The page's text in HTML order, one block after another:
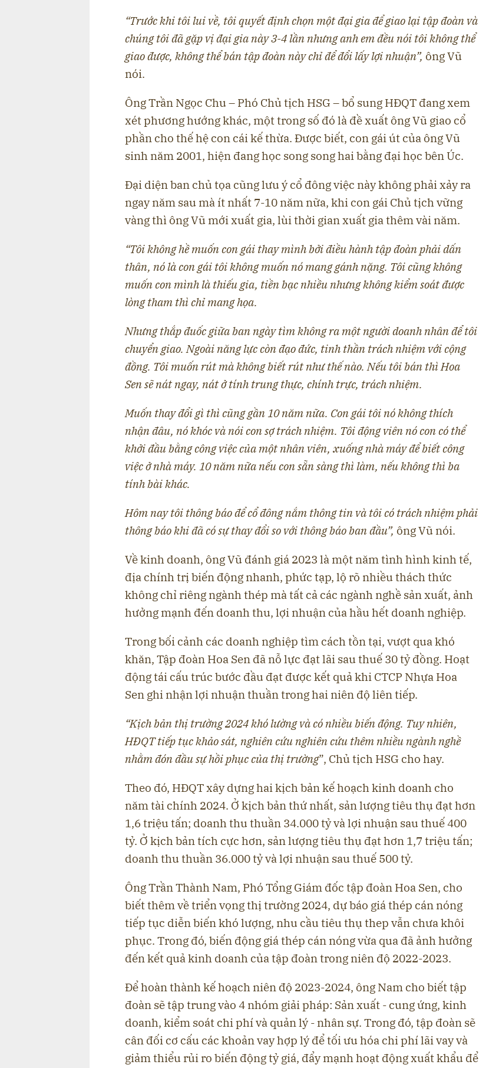
“Trước khi tôi lui về, tôi quyết định chọn một đại gia để giao lại tập đoàn và
chúng tôi đã gặp vị đại gia này 3-4 lần nhưng anh em đều nói tôi không thể
giao được, không thể bán tập đoàn này chỉ để đổi lấy lợi nhuận”, ông Vũ
nói.
Ông Trần Ngọc Chu – Phó Chủ tịch HSG – bổ sung HĐQT đang xem
xét phương hướng khác, một trong số đó là đề xuất ông Vũ giao cổ
phần cho thế hệ con cái kế thừa. Được biết, con gái út của ông Vũ
sinh năm 2001, hiện đang học song song hai bằng đại học bên Úc.
Đại diện ban chủ tọa cũng lưu ý cổ đông việc này không phải xảy ra
ngay năm sau mà ít nhất 7-10 năm nữa, khi con gái Chủ tịch vững
vàng thì ông Vũ mới xuất gia, lùi thời gian xuất gia thêm vài năm.
“Tôi không hề muốn con gái thay mình bởi điều hành tập đoàn phải dấn
thân, nó là con gái tôi không muốn nó mang gánh nặng. Tôi cũng không
muốn con mình là thiếu gia, tiền bạc nhiều nhưng không kiểm soát được
lòng tham thì chỉ mang họa.
Nhưng thắp đuốc giữa ban ngày tìm không ra một người doanh nhân để tôi
chuyển giao. Ngoài năng lực còn đạo đức, tinh thần trách nhiệm với cộng
đồng. Tôi muốn rút mà không biết rút như thế nào. Nếu tôi bán thì Hoa
Sen sẽ nát ngay, nát ở tính trung thực, chính trực, trách nhiệm.
Muốn thay đổi gì thì cũng gần 10 năm nữa. Con gái tôi nó không thích
nhận đâu, nó khóc và nói con sợ trách nhiệm. Tôi động viên nó con có thể
khởi đầu bằng công việc của một nhân viên, xuống nhà máy để biết công
việc ở nhà máy. 10 năm nữa nếu con sẵn sàng thì làm, nếu không thì ba
tính bài khác.
Hôm nay tôi thông báo để cổ đông nắm thông tin và tôi có trách nhiệm phải
thông báo khi đã có sự thay đổi so với thông báo ban đầu”, ông Vũ nói.
Về kinh doanh, ông Vũ đánh giá 2023 là một năm tình hình kinh tế,
địa chính trị biến động nhanh, phức tạp, lộ rõ nhiều thách thức
không chỉ riêng ngành thép mà tất cả các ngành nghề sản xuất, ảnh
hưởng mạnh đến doanh thu, lợi nhuận của hầu hết doanh nghiệp.
Trong bối cảnh các doanh nghiệp tìm cách tồn tại, vượt qua khó
khăn, Tập đoàn Hoa Sen đã nỗ lực đạt lãi sau thuế 30 tỷ đồng. Hoạt
động tái cấu trúc bước đầu đạt được kết quả khi CTCP Nhựa Hoa
Sen ghi nhận lợi nhuận thuần trong hai niên độ liên tiếp.
“Kịch bản thị trường 2024 khó lường và có nhiều biến động. Tuy nhiên,
HĐQT tiếp tục khảo sát, nghiên cứu nghiên cứu thêm nhiều ngành nghề
nhằm đón đầu sự hồi phục của thị trường”, Chủ tịch HSG cho hay.
Theo đó, HĐQT xây dựng hai kịch bản kế hoạch kinh doanh cho
năm tài chính 2024. Ở kịch bản thứ nhất, sản lượng tiêu thụ đạt hơn
1,6 triệu tấn; doanh thu thuần 34.000 tỷ và lợi nhuận sau thuế 400
tỷ. Ở kịch bản tích cực hơn, sản lượng tiêu thụ đạt hơn 1,7 triệu tấn;
doanh thu thuần 36.000 tỷ và lợi nhuận sau thuế 500 tỷ.
Ông Trần Thành Nam, Phó Tổng Giám đốc tập đoàn Hoa Sen, cho
biết thêm về triển vọng thị trường 2024, dự báo giá thép cán nóng
tiếp tục diễn biến khó lượng, nhu cầu tiêu thụ thep vẫn chưa khôi
phục. Trong đó, biến động giá thép cán nóng vừa qua đã ảnh hưởng
đến kết quả kinh doanh của tập đoàn trong niên độ 2022-2023.
Để hoàn thành kế hoạch niên độ 2023-2024, ông Nam cho biết tập
đoàn sẽ tập trung vào 4 nhóm giải pháp: Sản xuất - cung ứng, kinh
doanh, kiểm soát chi phí và quản lý - nhân sự. Trong đó, tập đoàn sẽ
cân đối cơ cấu các khoản vay hợp lý để tối ưu hóa chi phí lãi vay và
giảm thiểu rủi ro biến động tỷ giá, đẩy mạnh hoạt động xuất khẩu để